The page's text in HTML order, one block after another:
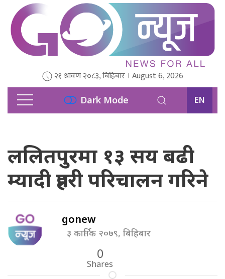
२१ श्रावण २०८३, बिहिबार । August 6, 2026
Dark Mode EN
ललितपुरमा १३ सय बढी
म्यादी प्रहरी परिचालन गरिने
gonew
३ कार्तिक २०७९, बिहिबार
0
Shares